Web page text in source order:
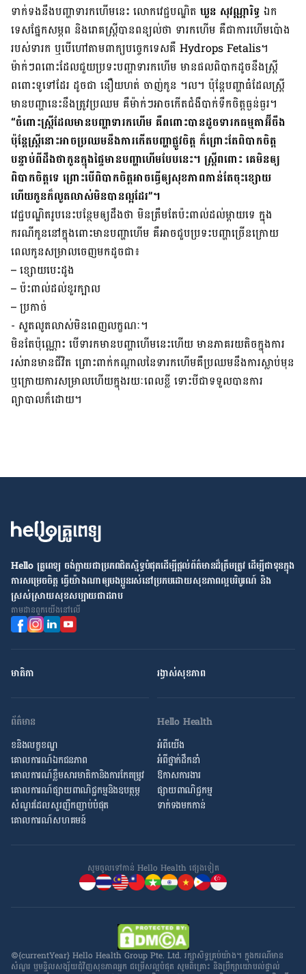
ទាក់​ទង​នឹង​បញ្ហា​ទារក​ហើម​នេះ លោក​វេជ្ជបណ្ឌិត ឃួន សុវណ្ណារិទ្ធ ឯក​
ទេស​ផ្នែក​សម្ភព និង​រោគ​ស្ត្រី​បាន​ពន្យល់​ថា ទារក​ហើម គឺ​ជា​ការ​ហើម​ប៉ោង​
របស់​ទារក ឬ​បើ​ហៅ​តាម​ពាក្យ​បច្ចេកទេស​គឺ Hydrops Fetalis។
ម៉ាក់ៗ​ពពោះ​ដែល​ជួយ​ប្រទះ​បញ្ហា​ទារក​ហើម ​មាន​ផល​ពិបាក​ដូច​នឹង​ស្ត្រី​
ពពោះ​ទូទៅ​ដែរ ដូចជា នឿយ​ហត់ ចាញ់​កូន ។ល។ ប៉ុន្តែបញ្ហា​ធំ​ដែល​ស្ត្រី​
មាន​បញ្ហា​នេះ​នឹង​ត្រូវ​ប្រឈម​ គឺម៉ាក់ៗ​អាច​កើត​ជំងឺ​បាក់​ទឹក​ចិត្ត​ធ្ងន់ធ្ងរ។
“ចំពោះ​ស្ត្រី​ដែល​មាន​បញ្ហា​ទារក​ហើម គឺ​ពពោះ​បាន​ដូច​ទារក​ធម្មតា​អ៊ីចឹង
ប៉ុន្តែ​ស្ត្រី​នោះ​អាច​ប្រឈម​នឹង​ការ​កើត​បញ្ហា​ផ្លូវ​ចិត្ត ក៏​ព្រោះ​តែ​ពិបាក​ចិត្ត​
បន្ទាប់​ពី​ដឹង​ថា​កូន​ក្នុង​ផ្ទៃ​មាន​បញ្ហា​ហើម​បែប​នេះ។ ស្ត្រី​ពពោះ គេ​មិន​ឲ្យ​
ពិបាក​ចិត្តទេ ព្រោះ​បើ​ពិបាក​ចិត្ត​អាច​ធ្វើ​ឲ្យ​សុខភាព​កាន់​តែ​ចុះ​ខ្សោយ
ហើយ​កូន​ក៏​លូត​លាស់​មិន​បាន​ល្អ​ដែរ”។
វេជ្ជបណ្ឌិត​រូប​នេះ​បន្ថែម​ឲ្យ​ដឹង​ថា មិន​ត្រឹម​តែ​ប៉ះពាល់​ដល់​ម្ដាយ​ទេ ក្នុង​
ករណី​​កូន​នៅ​ក្នុង​ពោះ​មាន​បញ្ហា​ហើម គឺ​អាច​ជួប​ប្រទះ​បញ្ហា​ច្រើន​ក្រោយ​
ពេលកូន​សម្រាល​​ចេញមកដូច​ជា៖
– ខ្សោយ​បេះ​ដូង
– ប៉ះពាល់​ដល់​ខួរ​ក្បាល
– ប្រកាច់
​- សួត​លូតលាស់​មិន​ពេញ​លក្ខណៈ។
មិន​តែ​ប៉ុណ្ណោះ បើ​ទារក​មាន​បញ្ហា​ហើម​នេះ​ហើយ មាន​ភាគ​រយ​តិច​ក្នុង​ការ​
រស់​រាន​មាន​ជីវិត ព្រោះ​ពាក់​កណ្ដាល​នៃ​ទារក​ហើម​គឺ​ប្រឈម​នឹង​ការ​ស្លាប់​មុន
ឬ​ក្រោយ​ការ​សម្រាល​ហើយ​ក្នុង​រយៈ​ពេល​ខ្លី ទោះ​បី​ជា​ទទួល​បាន​ការ​
ព្យាបាល​ក៏​ដោយ។
Hello គ្រូពេទ្យ ​ចង់​ក្លាយ​ជា​ប្រភព​ជិតស្និទ្ធបំផុតដើម្បី​ផ្ដល់​ព័ត៌មាន​ដ៏​ត្រឹមត្រូវ​ ដើម្បី​ជា​ទុន​ក្នុង​
ការ​សម្រេច​ចិត្ត ធ្វើ​យ៉ាង​ណា​ឲ្យ​បងប្អូន​រស់នៅ​ប្រកប​ដោយ​សុខភាព​ល្អ​បរិបូរណ៍ និង​
ស្រស់ស្រាយ​សុខសប្បាយ​ជា​ដរាប
តាម​ដាន​ពួក​យើង​នៅ​លើ
មាតិកា រង្វាស់​សុខភាព
ព័ត៌មាន
ខនិងលក្ខខណ្ឌ
គោលការណ៍ឯកជនភាព
គោលការណ៍​ខ្លឹម​សារ​មាតិកា​និង​ការ​កែតម្រូវ
គោលការណ៍ផ្សាយពាណិជ្ជកម្មនិងឧបត្ថម្ភ
សំណួរ​ដែល​សួរ​ញឹកញាប់​បំផុត
គោលការណ៍​សហគមន៍
Hello Health
អំពីយើង
អំពី​ថ្នាក់ដឹកនាំ
ឱកាស​ការងារ
ផ្សាយពាណិជ្ជកម្ម
ទាក់ទងមកកាន់
សូមចូល​ទៅកាន់ Hello Health ផ្សេង​ទៀត
©{currentYear} Hello Health Group Pte. Ltd. រក្សាសិទ្ធ​គ្រប់យ៉ាង។ ក្នុង​ករណី​មាន​
សំណួរ ឬ​មន្ទិលសង្ស័យ​ជុំវិញ​សុខភាព​អ្នក ជម្រើស​ល្អ​បំផុត សូម​ពិគ្រោះ និង​ប្រឹក្សា​យោបល់​ផ្ទាល់​